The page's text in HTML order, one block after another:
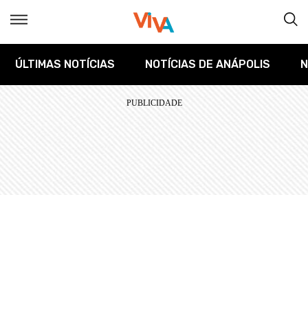
ÚLTIMAS NOTÍCIAS NOTÍCIAS DE ANÁPOLIS